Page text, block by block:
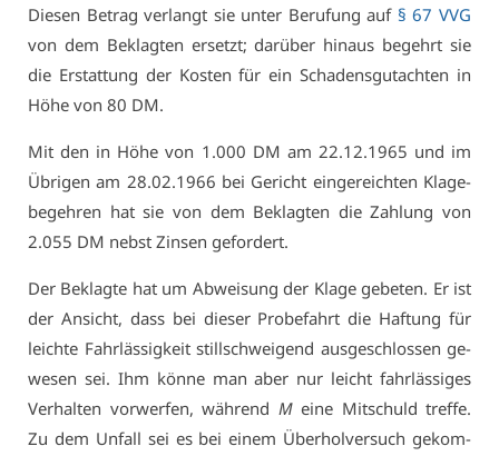
Die­sen Be­trag ver­langt sie un­ter Be­ru­fung auf § 67 VVG
von dem Be­klag­ten er­setzt; dar­über hin­aus be­gehrt sie
die Er­stat­tung der Kos­ten für ein Scha­dens­gut­ach­ten in
Hö­he von 80 DM.
Mit den in Hö­he von 1.000 DM am 22.12.1965 und im
Üb­ri­gen am 28.02.1966 bei Ge­richt ein­ge­reich­ten Kla­ge­
be­geh­ren hat sie von dem Be­klag­ten die Zah­lung von
2.055 DM nebst Zin­sen ge­for­dert.
Der Be­klag­te hat um Ab­wei­sung der Kla­ge ge­be­ten. Er ist
der An­sicht, dass bei die­ser Pro­be­fahrt die Haf­tung für
leich­te Fahr­läs­sig­keit still­schwei­gend aus­ge­schlos­sen ge­
we­sen sei. Ihm kön­ne man aber nur leicht fahr­läs­si­ges
Ver­hal­ten vor­wer­fen, wäh­rend Mei­ne Mit­schuld tref­fe.
Zu dem Un­fall sei es bei ei­nem Über­hol­ver­such ge­kom­